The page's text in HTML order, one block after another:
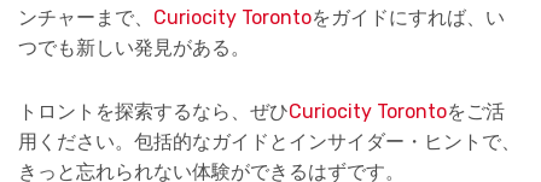
ンチャーまで、 Curiocity Torontoをガイドにすれば、い
つでも新しい発見がある。
トロントを探索するなら、ぜひCuriocity Torontoをご活
用ください。包括的なガイドとインサイダー・ヒントで、
きっと忘れられない体験ができるはずです。